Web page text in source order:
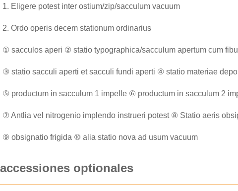
|
1. Eligere potest inter ostium/zip/sacculum vacuum
2. Ordo operis decem stationum ordinarius
① sacculos aperi ② statio typographica/sacculum apertum cum
③ statio sacculi aperti et sacculi fundi aperti ④ statio materiae
⑤ productum in sacculum 1 impelle ⑥ productum in sacculum 2
⑦ Antlia vel nitrogenio implendo instrueri potest ⑧ Statio aeris
⑨ obsignatio frigida ⑩ alia statio nova ad usum vacuum
accessiones optionales